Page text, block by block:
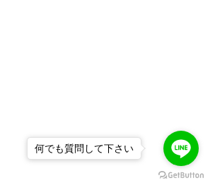
何でも質問して下さい